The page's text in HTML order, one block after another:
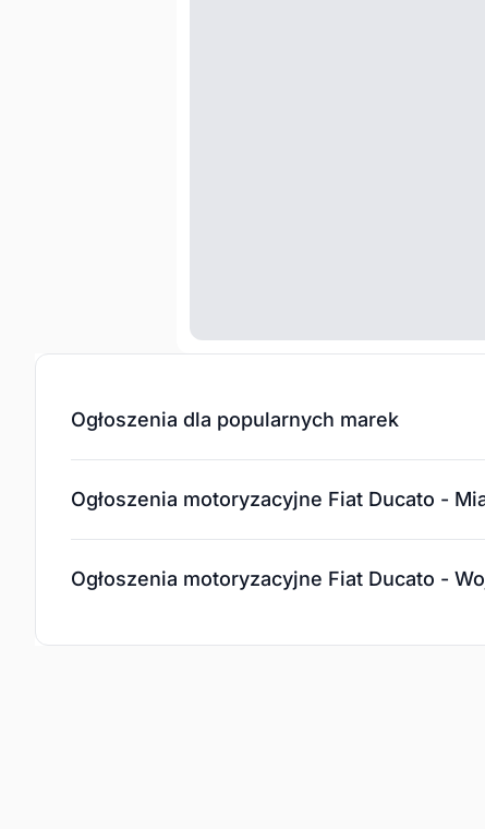
Ogłoszenia dla popularnych marek
Ogłoszenia motoryzacyjne Fiat Ducato -
Ogłoszenia motoryzacyjne Fiat Ducato -